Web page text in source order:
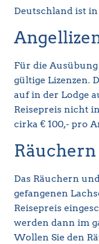
Deutschland ist
Für die
gültige Lizenzen.
auf in der Lodge
Reisepreis nicht
cirka € 100,- pro
Das Räuchern
gefangenen
Reisepreis
werden dann im
Wollen Sie den